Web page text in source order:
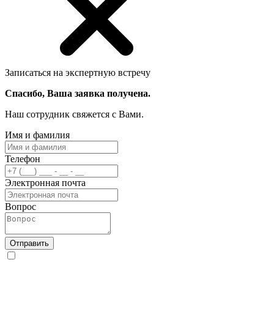
Записаться на экспертную встречу
Спасибо, Ваша заявка получена.
Наш сотрудник свяжется с Вами.
Имя и фамилия
Телефон
Электронная почта
Вопрос
Отправить